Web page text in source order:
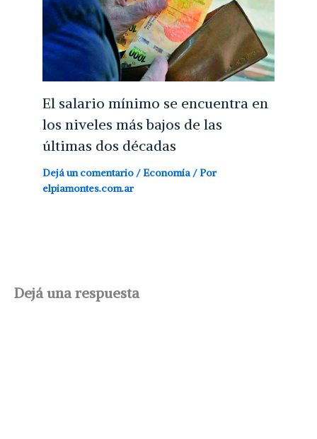
El salario mínimo se encuentra en
los niveles más bajos de las
últimas dos décadas
Dejá un comentario / Economía / Por
elpiamontes.com.ar
Dejá una respuesta